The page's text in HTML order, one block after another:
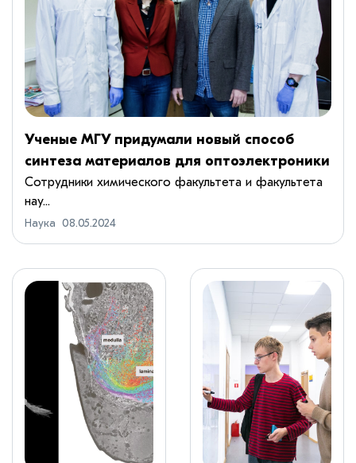
Ученые МГУ придумали новый способ
синтеза материалов для оптоэлектроники
Сотрудники химического факультета и факультета
нау...
Наука 08.05.2024